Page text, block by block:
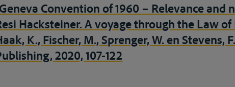
Convention of 1960 – Relevance and
Hacksteiner. A voyage through the Law of
K., Fischer, M., Sprenger, W. en Stevens,
2020, 107-122